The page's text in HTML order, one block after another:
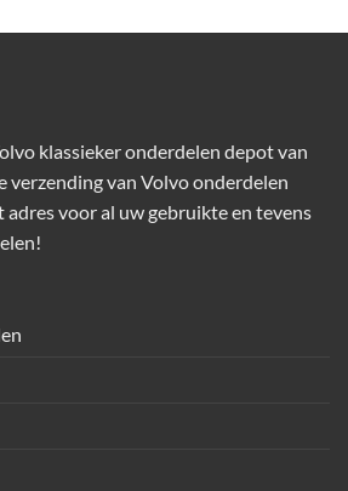
klassieker onderdelen depot van
verzending van Volvo onderdelen
adres voor al uw gebruikte en tevens